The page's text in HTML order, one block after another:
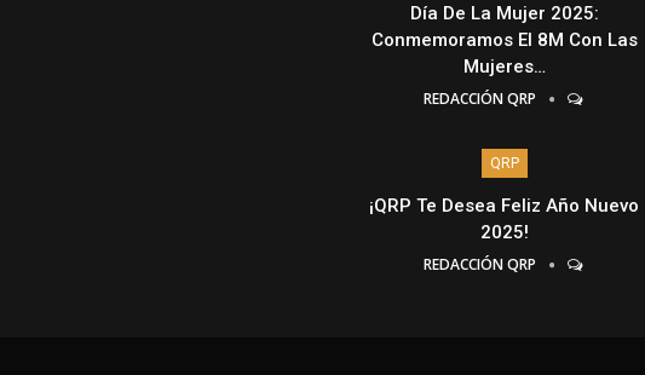
Día De La Mujer 2025:
Conmemoramos El 8M Con Las
Mujeres…
REDACCIÓN QRP
QRP
¡QRP Te Desea Feliz Año Nuevo
2025!
REDACCIÓN QRP